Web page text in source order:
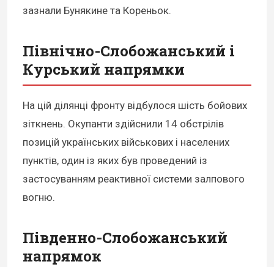
зазнали Бунякине та Кореньок.
Північно-Слобожанський і
Курський напрямки
На цій ділянці фронту відбулося шість бойових
зіткнень. Окупанти здійснили 14 обстрілів
позицій українських військових і населених
пунктів, один із яких був проведений із
застосуванням реактивної системи залпового
вогню.
Південно-Слобожанський
напрямок